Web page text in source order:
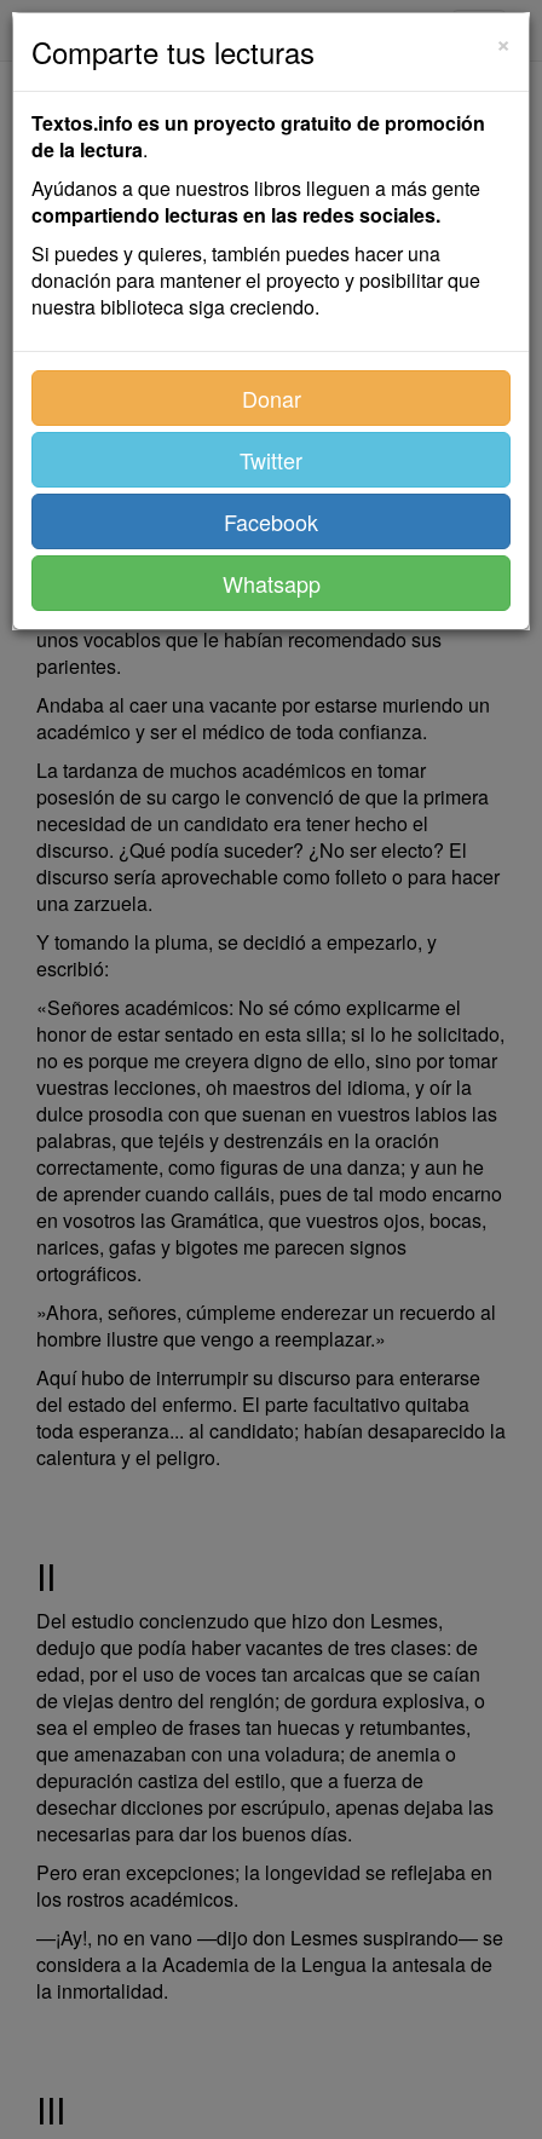
El Uso y la Academia
José Fernández Bremón
Cuento
I
Aquel día don Lesmes se había despertado
académico de la Lengua; es decir, deseoso de lucir
debajo de su barba la medalla, apto para definir en lo
gramático y con ánimo de colocar en el Diccionario
unos vocablos que le habían recomendado sus
parientes.
Andaba al caer una vacante por estarse muriendo un
académico y ser el médico de toda confianza.
La tardanza de muchos académicos en tomar
posesión de su cargo le convenció de que la primera
necesidad de un candidato era tener hecho el
discurso. ¿Qué podía suceder? ¿No ser electo? El
discurso sería aprovechable como folleto o para hacer
una zarzuela.
Y tomando la pluma, se decidió a empezarlo, y
escribió:
«Señores académicos: No sé cómo explicarme el
honor de estar sentado en esta silla; si lo he solicitado,
no es porque me creyera digno de ello, sino por tomar
vuestras lecciones, oh maestros del idioma, y oír la
dulce prosodia con que suenan en vuestros labios las
palabras, que tejéis y destrenzáis en la oración
correctamente, como figuras de una danza; y aun he
de aprender cuando calláis, pues de tal modo encarno
en vosotros las Gramática, que vuestros ojos, bocas,
narices, gafas y bigotes me parecen signos
ortográficos.
»Ahora, señores, cúmpleme enderezar un recuerdo al
hombre ilustre que vengo a reemplazar.»
Aquí hubo de interrumpir su discurso para enterarse
del estado del enfermo. El parte facultativo quitaba
toda esperanza... al candidato; habían desaparecido la
calentura y el peligro.
II
Del estudio concienzudo que hizo don Lesmes,
dedujo que podía haber vacantes de tres clases: de
edad, por el uso de voces tan arcaicas que se caían
de viejas dentro del renglón; de gordura explosiva, o
sea el empleo de frases tan huecas y retumbantes,
que amenazaban con una voladura; de anemia o
depuración castiza del estilo, que a fuerza de
desechar dicciones por escrúpulo, apenas dejaba las
necesarias para dar los buenos días.
Pero eran excepciones; la longevidad se reflejaba en
los rostros académicos.
—¡Ay!, no en vano —dijo don Lesmes suspirando— se
considera a la Academia de la Lengua la antesala de
la inmortalidad.
III
×
Comparte tus lecturas
Textos.info es un proyecto gratuito de promoción
de la lectura.
Ayúdanos a que nuestros libros lleguen a más gente
compartiendo lecturas en las redes sociales.
Si puedes y quieres, también puedes hacer una
donación para mantener el proyecto y posibilitar que
nuestra biblioteca siga creciendo.
Donar
Twitter
Facebook
Whatsapp